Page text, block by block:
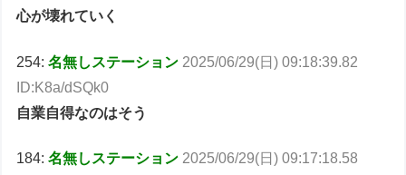
心が壊れていく
254:名無しステーション 2025/06/29(日) 09:18:39.82
ID:K8a/dSQk0
自業自得なのはそう
184:名無しステーション 2025/06/29(日) 09:17:18.58